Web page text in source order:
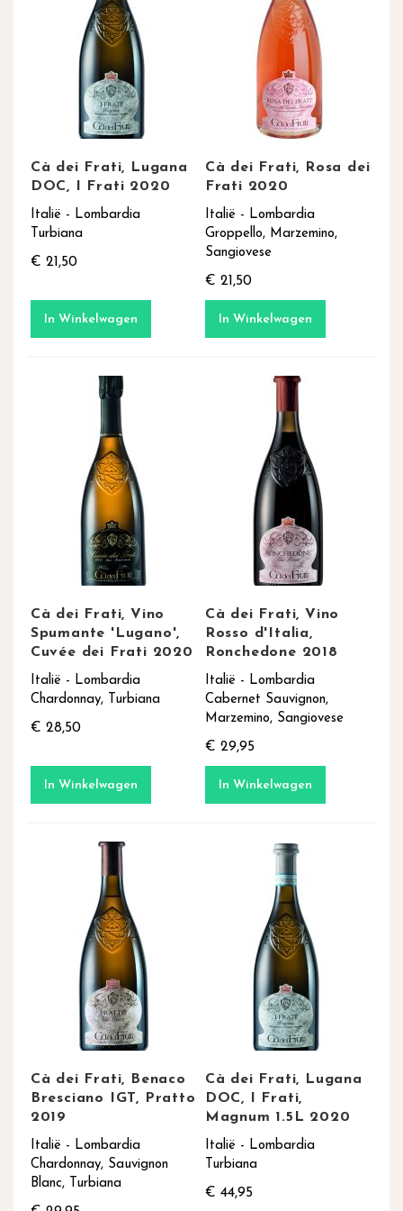
Cà dei Frati, Lugana
DOC, I Frati 2020
Italië - Lombardia
Turbiana
€ 21,50
In Winkelwagen
Cà dei Frati, Rosa dei
Frati 2020
Italië - Lombardia
Groppello, Marzemino,
Sangiovese
€ 21,50
In Winkelwagen
Cà dei Frati, Vino
Spumante 'Lugano',
Cuvée dei Frati 2020
Italië - Lombardia
Chardonnay, Turbiana
€ 28,50
In Winkelwagen
Cà dei Frati, Vino
Rosso d'Italia,
Ronchedone 2018
Italië - Lombardia
Cabernet Sauvignon,
Marzemino, Sangiovese
€ 29,95
In Winkelwagen
Cà dei Frati, Benaco
Bresciano IGT, Pratto
2019
Italië - Lombardia
Chardonnay, Sauvignon
Blanc, Turbiana
Cà dei Frati, Lugana
DOC, I Frati,
Magnum 1.5L 2020
Italië - Lombardia
Turbiana
€ 44,95